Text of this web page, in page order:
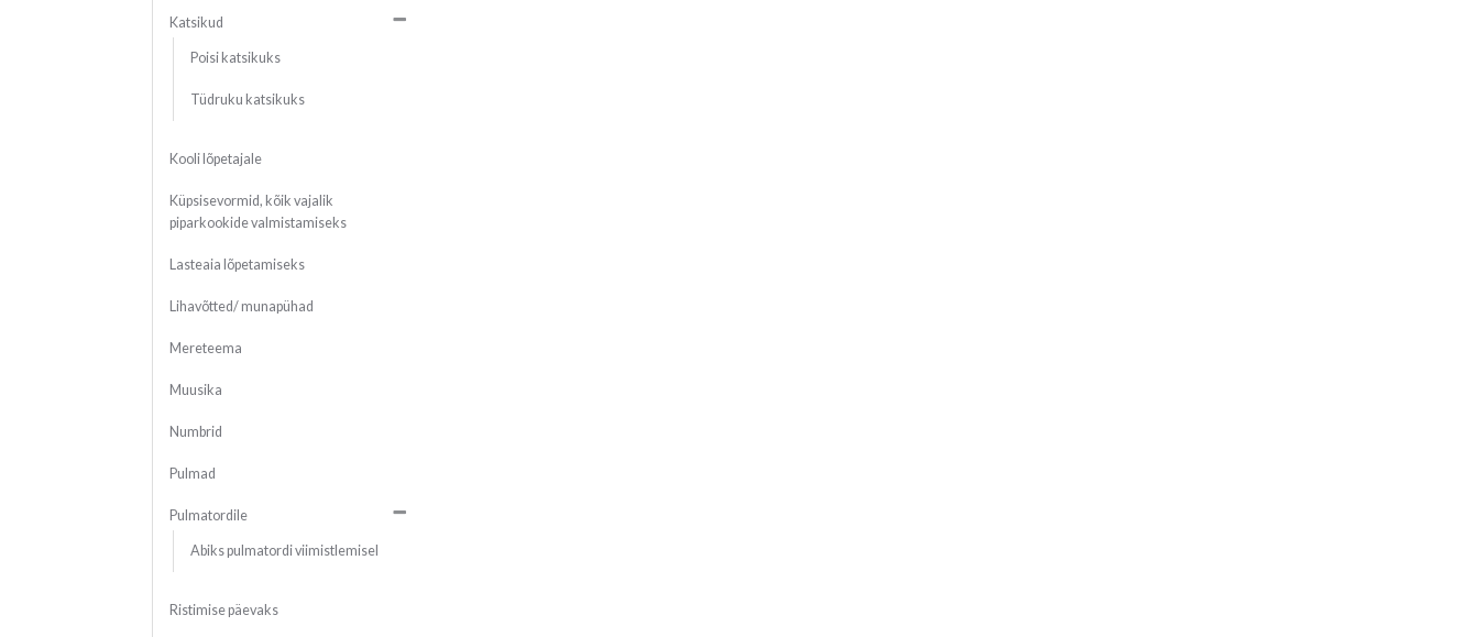
Katsikud
Poisi katsikuks
Tüdruku katsikuks
Kooli lõpetajale
Küpsisevormid, kõik vajalik
piparkookide valmistamiseks
Lasteaia lõpetamiseks
Lihavõtted/ munapühad
Mereteema
Muusika
Numbrid
Pulmad
Pulmatordile
Abiks pulmatordi viimistlemisel
Ristimise päevaks